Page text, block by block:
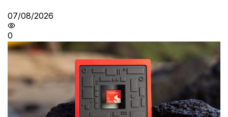
07/08/2026
0